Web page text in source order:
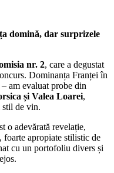
domină, dar surprizele
nr. 2, care a degustat
Dominanța Franței în
am evaluat probe din
și Valea Loarei,
stil de vin.
o adevărată revelație,
foarte apropiate stilistic de
cu un portofoliu divers și